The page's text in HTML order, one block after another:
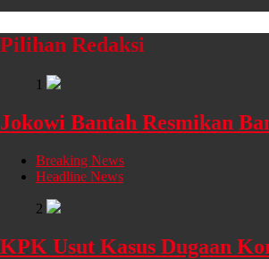
Pilihan Redaksi
1
Jokowi Bantah Resmikan
Breaking News
Headline News
2
KPK Usut Kasus Dugaan